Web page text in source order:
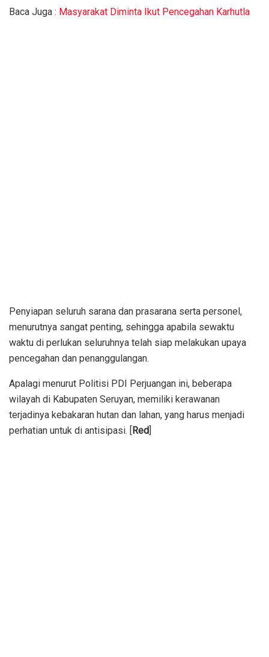
Baca Juga : Masyarakat Diminta Ikut Pencegahan Karhutla
Penyiapan seluruh sarana dan prasarana serta personel,
menurutnya sangat penting, sehingga apabila sewaktu
waktu di perlukan seluruhnya telah siap melakukan upaya
pencegahan dan penanggulangan.
Apalagi menurut Politisi PDI Perjuangan ini, beberapa
wilayah di Kabupaten Seruyan, memiliki kerawanan
terjadinya kebakaran hutan dan lahan, yang harus menjadi
perhatian untuk di antisipasi. [Red]